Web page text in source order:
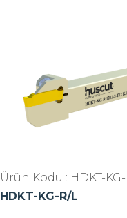
Ürün Kodu : HDKT-
HDKT-KG-R/L